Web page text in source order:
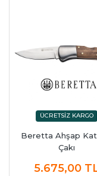
Beretta Ahşap
Çakı
5.675,00